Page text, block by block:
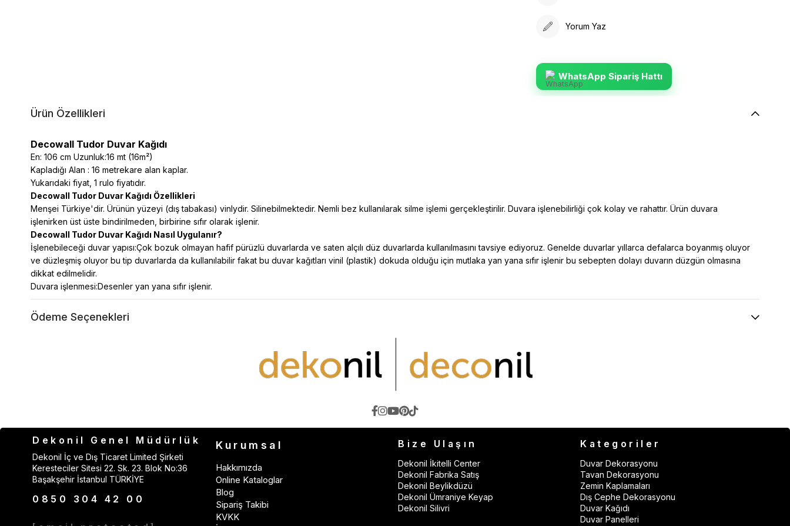
Yorum Yaz
WhatsApp Sipariş Hattı
Ürün Özellikleri
Decowall Tudor Duvar Kağıdı
En: 106 cm Uzunluk:16 mt (16m²)
Kapladığı Alan : 16 metrekare alan kaplar.
Yukarıdaki fiyat, 1 rulo fiyatıdır.
Decowall Tudor Duvar Kağıdı Özellikleri
Menşei Türkiye'dir. Ürünün yüzeyi (dış tabakası) vinlydir. Silinebilmektedir. Nemli bez kullanılarak silme işlemi gerçekleştirilir. Duvara işlenebilirliği çok kolay ve rahattır. Ürün duvara
işlenirken üst üste bindirilmeden, birbirine sıfır olarak işlenir.
Decowall Tudor Duvar Kağıdı Nasıl Uygulanır?
İşlenebileceği duvar yapısı:Çok bozuk olmayan hafif pürüzlü duvarlarda ve saten alçılı düz duvarlarda kullanılmasını tavsiye ediyoruz. Genelde duvarlar yıllarca defalarca boyanmış oluyor
ve düzleşmiş oluyor bu tip duvarlarda da kullanılabilir fakat bu duvar kağıtları vinil (plastik) dokuda olduğu için mutlaka yan yana sıfır işlenir bu sebepten dolayı duvarın düzgün olmasına
dikkat edilmelidir.
Duvara işlenmesi:Desenler yan yana sıfır işlenir.
Ödeme Seçenekleri
Dekonil Genel Müdürlük
Dekonil İç ve Dış Ticaret Limited Şirketi
Keresteciler Sitesi 22. Sk. 23. Blok No:36
Başakşehir İstanbul TÜRKİYE
0850 304 42 00
Kurumsal
Hakkımızda
Online Kataloglar
Blog
Sipariş Takibi
KVKK
Bize Ulaşın
Dekonil İkitelli Center
Dekonil Fabrika Satış
Dekonil Beylikdüzü
Dekonil Ümraniye Keyap
Dekonil Silivri
Kategoriler
Duvar Dekorasyonu
Tavan Dekorasyonu
Zemin Kaplamaları
Dış Cephe Dekorasyonu
Duvar Kağıdı
Duvar Panelleri